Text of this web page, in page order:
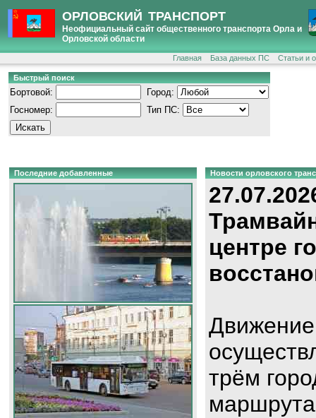
ОРЛОВСКИЙ ТРАНСПОРТ
Неофициальный сайт общественного транспорта Орла и
Орловской области
Главная База данных ПС Статьи и
Быстрый поиск
Бортовой:
Город:
Госномер:
Тип ПС:
Последние добавленные Новости орловского
центре
Движение
трём